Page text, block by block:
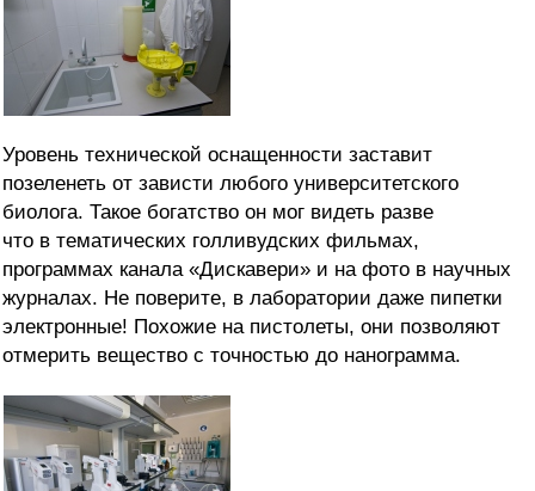
Уровень технической оснащенности заставит
позеленеть от зависти любого университетского
биолога. Такое богатство он мог видеть разве
что в тематических голливудских фильмах,
программах канала «Дискавери» и на фото в научных
журналах. Не поверите, в лаборатории даже пипетки
электронные! Похожие на пистолеты, они позволяют
отмерить вещество с точностью до нанограмма.